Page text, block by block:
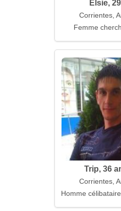
Elsie,
Corrientes,
Femme
Trip, 36
Corrientes,
Homme